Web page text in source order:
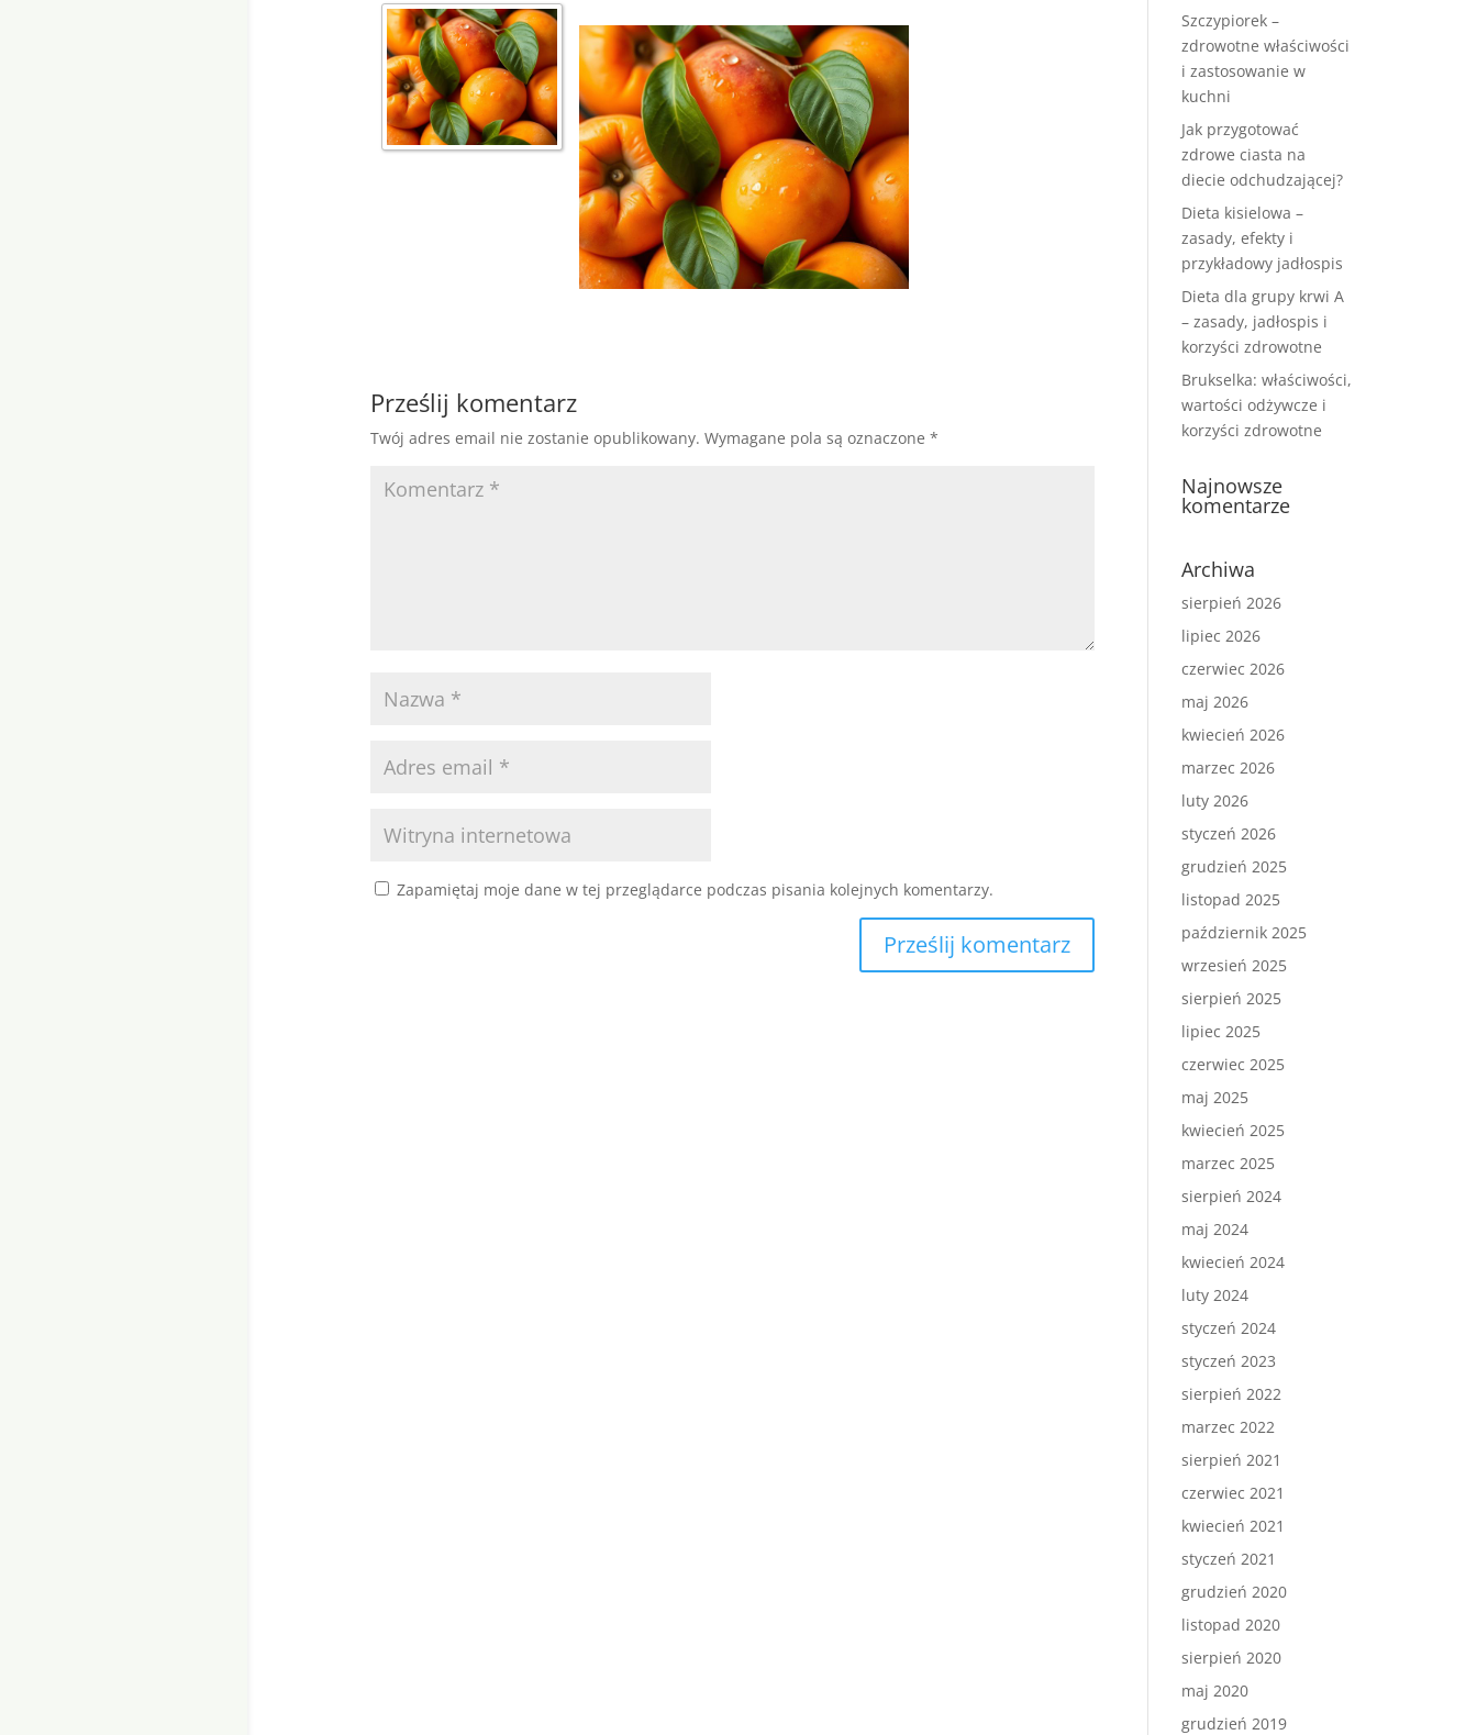
Prześlij komentarz
Twój adres email nie zostanie opublikowany. Wymagane pola są oznaczone *
Zapamiętaj moje dane w tej przeglądarce podczas pisania kolejnych komentarzy.
Szczypiorek –
zdrowotne właściwości
i zastosowanie w
kuchni
Jak przygotować
zdrowe ciasta na
diecie odchudzającej?
Dieta kisielowa –
zasady, efekty i
przykładowy jadłospis
Dieta dla grupy krwi A
– zasady, jadłospis i
korzyści zdrowotne
Brukselka: właściwości,
wartości odżywcze i
korzyści zdrowotne
Najnowsze
komentarze
Archiwa
sierpień 2026
lipiec 2026
czerwiec 2026
maj 2026
kwiecień 2026
marzec 2026
luty 2026
styczeń 2026
grudzień 2025
listopad 2025
październik 2025
wrzesień 2025
sierpień 2025
lipiec 2025
czerwiec 2025
maj 2025
kwiecień 2025
marzec 2025
sierpień 2024
maj 2024
kwiecień 2024
luty 2024
styczeń 2024
styczeń 2023
sierpień 2022
marzec 2022
sierpień 2021
czerwiec 2021
kwiecień 2021
styczeń 2021
grudzień 2020
listopad 2020
sierpień 2020
maj 2020
grudzień 2019